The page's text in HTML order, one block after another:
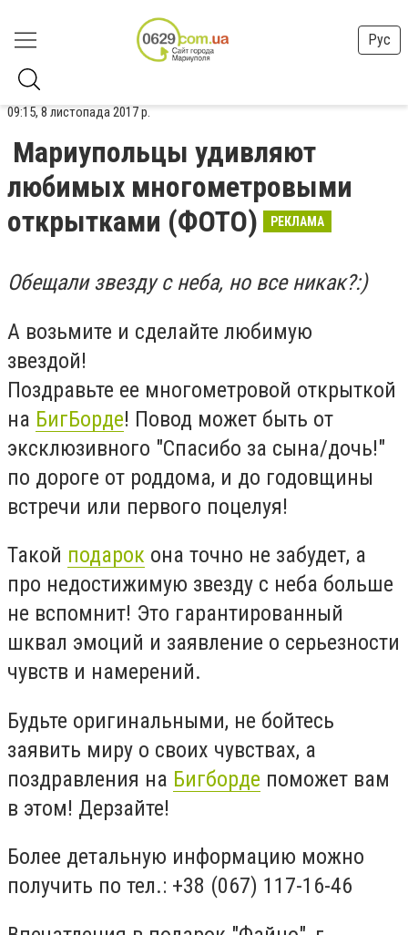
Рус
09:15, 8 листопада 2017 р.
Мариупольцы удивляют
любимых многометровыми
открытками (ФОТО)
РЕКЛАМА
Обещали звезду с неба, но все никак?:)
А возьмите и сделайте любимую
звездой!
Поздравьте ее многометровой открыткой
на БигБорде! Повод может быть от
эксклюзивного "Спасибо за сына/дочь!"
по дороге от роддома, и до годовщины
встречи или первого поцелуя!
Такой подарок она точно не забудет, а
про недостижимую звезду с неба больше
не вспомнит! Это гарантированный
шквал эмоций и заявление о серьезности
чувств и намерений.
Будьте оригинальными, не бойтесь
заявить миру о своих чувствах, а
поздравления на Бигборде поможет вам
в этом! Дерзайте!
Более детальную информацию можно
получить по тел.: +38 (067) 117-16-46